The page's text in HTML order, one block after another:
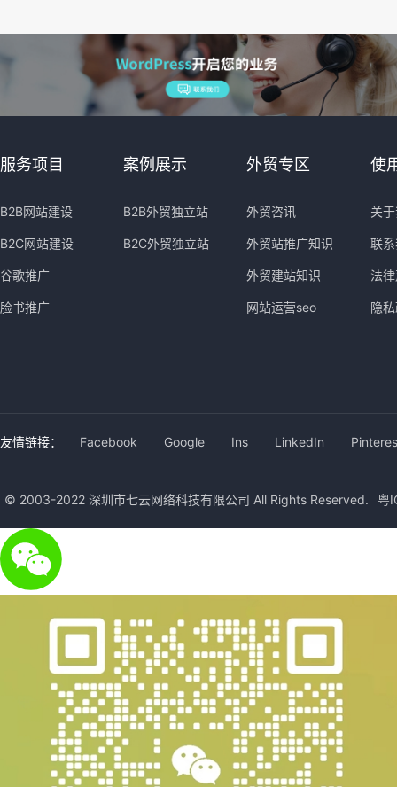
服务项目
B2B网站建设
B2C网站建设
谷歌推广
脸书推广
案例展示
B2B外贸独立站
B2C外贸独立站
外贸专区
外贸咨讯
外贸站推广知识
外贸建站知识
网站运营seo
使
关
联
法
隐
友情链接： Facebook Google Ins LinkedIn
© 2003-2022 深圳市七云网络科技有限公司 All Rights Reserved. 粤